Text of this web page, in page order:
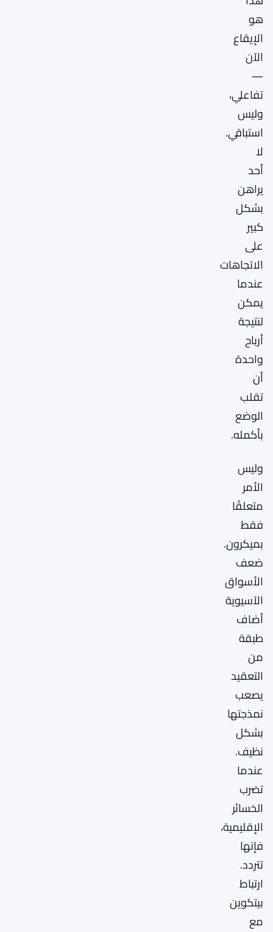
هو
الإيقاع
الآن
—
تفاعلي،
وليس
استباقي.
لا
أحد
يراهن
بشكل
كبير
على
الاتجاهات
عندما
يمكن
لنتيجة
أرباح
واحدة
أن
تقلب
الوضع
بأكمله.
وليس
الأمر
متعلقًا
فقط
بميكرون.
ضعف
الأسواق
الآسيوية
أضاف
طبقة
من
التعقيد
يصعب
نمذجتها
بشكل
نظيف.
عندما
تضرب
الخسائر
الإقليمية،
فإنها
تتردد.
ارتباط
بيتكوين
مع